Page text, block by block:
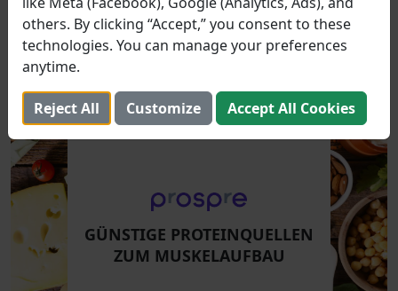
Muskelaufbau
10. Dezember 2024 (Aktualisiert: 2. August 2025)
GÜNSTIGE PROTEINQUELLEN
ZUM MUSKELAUFBAU
others. By clicking “Accept,” you consent to these
technologies. You can manage your preferences
anytime.
Reject All Customize Accept All Cookies